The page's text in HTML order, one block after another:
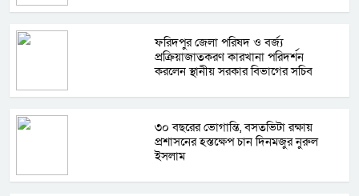
ফরিদপুর জেলা পরিষদ ও বর্জ্য
প্রক্রিয়াজাতকরণ কারখানা পরিদর্শন
করলেন স্থানীয় সরকার বিভাগের সচিব
৩০ বছরের ভোগান্তি, বসতভিটা রক্ষায়
প্রশাসনের হস্তক্ষেপ চান দিনমজুর নুরুল
ইসলাম